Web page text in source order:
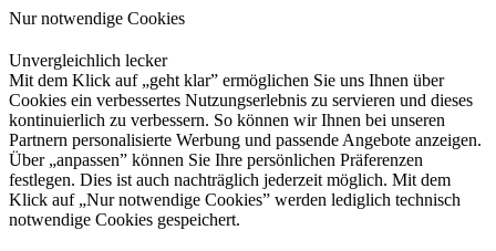
Nur notwendige Cookies
Unvergleichlich lecker
Mit dem Klick auf „geht klar” ermöglichen Sie uns Ihnen über
Cookies ein verbessertes Nutzungserlebnis zu servieren und dieses
kontinuierlich zu verbessern. So können wir Ihnen bei unseren
Partnern personalisierte Werbung und passende Angebote anzeigen.
Über „anpassen” können Sie Ihre persönlichen Präferenzen
festlegen. Dies ist auch nachträglich jederzeit möglich. Mit dem
Klick auf „Nur notwendige Cookies” werden lediglich technisch
notwendige Cookies gespeichert.